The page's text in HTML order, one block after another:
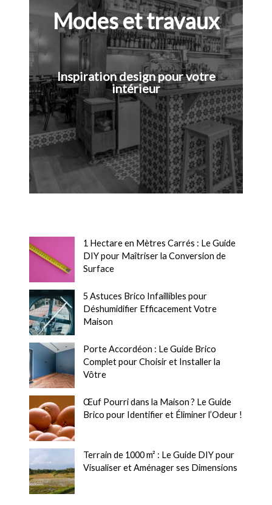
Modes et travaux
Inspiration design pour votre
intérieur
1 Hectare en Mètres Carrés : Le Guide
DIY pour Maîtriser la Conversion de
Surface
5 Astuces Brico Infaillibles pour
Déshumidifier Efficacement Votre
Maison
Porte Accordéon : Le Guide Brico
Complet pour Choisir et Installer la
Vôtre
Œuf Pourri dans la Maison ? Le Guide
Brico pour Identifier et Éliminer l’Odeur !
Terrain de 1000 m² : Le Guide DIY pour
Visualiser et Aménager ses Dimensions